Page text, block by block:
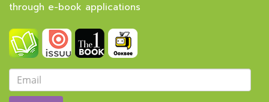
through e-book applications